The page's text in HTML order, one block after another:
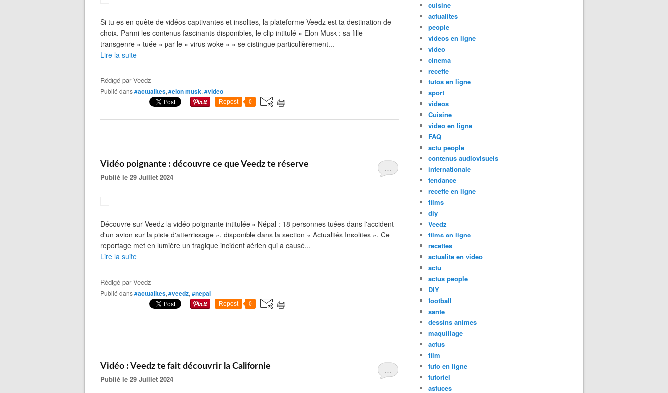
Si tu es en quête de vidéos captivantes et insolites, la plateforme Veedz est ta destination de
choix. Parmi les contenus fascinants disponibles, le clip intitulé « Elon Musk : sa fille
transgenre « tuée » par le « virus woke » » se distingue particulièrement...
Lire la suite
Rédigé parVeedz
Publié dans#actualites, #elon musk, #video
Repost 0
…
Vidéo poignante : découvre ce que Veedz te réserve
Publié le 29 Juillet 2024
Découvre sur Veedz la vidéo poignante intitulée « Népal : 18 personnes tuées dans l'accident
d'un avion sur la piste d'atterrissage », disponible dans la section « Actualités Insolites ». Ce
reportage met en lumière un tragique incident aérien qui a causé...
Lire la suite
Rédigé parVeedz
Publié dans#actualites, #veedz, #nepal
Repost 0
…
Vidéo : Veedz te fait découvrir la Californie
Publié le 29 Juillet 2024
cuisine
actualites
people
videos en ligne
video
cinema
recette
tutos en ligne
sport
videos
Cuisine
video en ligne
FAQ
actu people
contenus audiovisuels
internationale
tendance
recette en ligne
films
diy
Veedz
films en ligne
recettes
actualite en video
actu
actus people
DIY
football
sante
dessins animes
maquillage
actus
film
tuto en ligne
tutoriel
astuces